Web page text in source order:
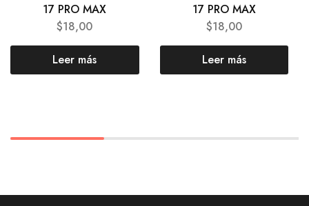
17 PRO MAX
$18,00
Leer más
17 PRO MAX
$18,00
Leer más